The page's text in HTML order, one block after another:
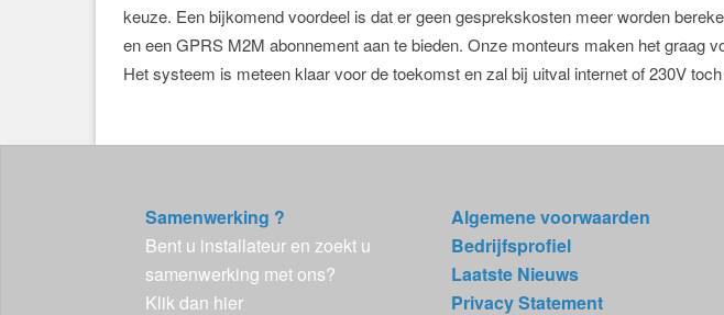
keuze. Een bijkomend voordeel is dat er geen gesprekskosten meer worden
en een GPRS M2M abonnement aan te bieden. Onze monteurs maken het graag
Het systeem is meteen klaar voor de toekomst en zal bij uitval internet of 230V
Samenwerking ?
Bent u installateur en zoekt u
samenwerking met ons?
Klik dan hier
Algemene voorwaarden
Bedrijfsprofiel
Laatste Nieuws
Privacy Statement